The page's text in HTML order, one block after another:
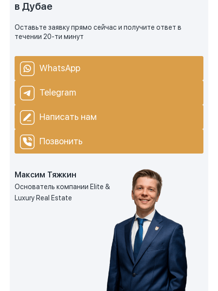
в Дубае
Оставьте заявку прямо сейчас и получите ответ в
течении 20-ти минут
WhatsApp
Telegram
Написать нам
Позвонить
Максим Тяжкин
Основатель компании Elite &
Luxury Real Estate